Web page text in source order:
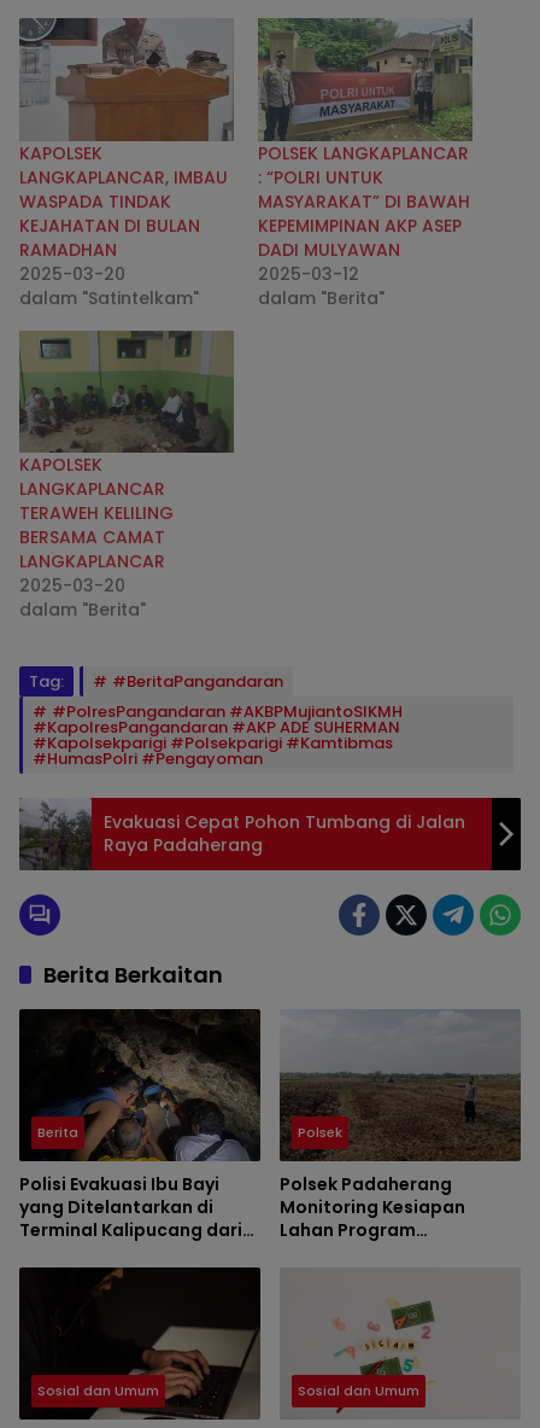
KAPOLSEK
LANGKAPLANCAR, IMBAU
WASPADA TINDAK
KEJAHATAN DI BULAN
RAMADHAN
2025-03-20
dalam "Satintelkam"
POLSEK LANGKAPLANCAR
: “POLRI UNTUK
MASYARAKAT” DI BAWAH
KEPEMIMPINAN AKP ASEP
DADI MULYAWAN
2025-03-12
dalam "Berita"
KAPOLSEK
LANGKAPLANCAR
TERAWEH KELILING
BERSAMA CAMAT
LANGKAPLANCAR
2025-03-20
dalam "Berita"
Tag:
#BeritaPangandaran
#PolresPangandaran #AKBPMujiantoSIKMH
#KapolresPangandaran #AKP ADE SUHERMAN
#Kapolsekparigi #Polsekparigi #Kamtibmas
#HumasPolri #Pengayoman
Evakuasi Cepat Pohon Tumbang di Jalan
Raya Padaherang
Berita Berkaitan
Berita
Polisi Evakuasi Ibu Bayi
yang Ditelantarkan di
Terminal Kalipucang dari
Polsek
Polsek Padaherang
Monitoring Kesiapan
Lahan Program
Sosial dan Umum Sosial dan Umum